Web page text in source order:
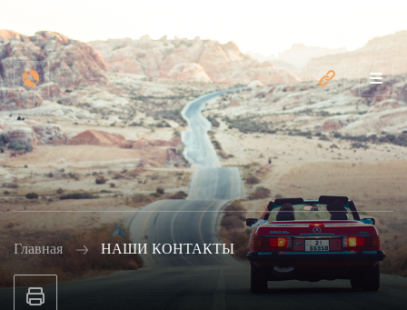
Главная НАШИ КОНТАКТЫ